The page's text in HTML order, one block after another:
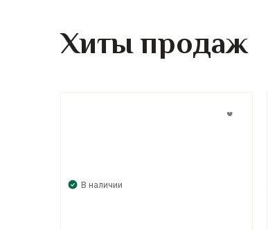
Хиты продаж
В наличии